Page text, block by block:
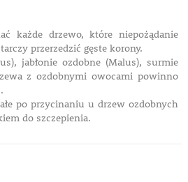
każde drzewo, które niepożądanie
przerzedzić gęste korony.
jabłonie ozdobne (Malus), surmie
z ozdobnymi owocami powinno
po przycinaniu u drzew ozdobnych
do szczepienia.